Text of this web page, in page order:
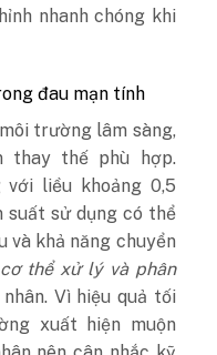
nhanh chóng khi
đau mạn tính
trường lâm sàng,
thay thế phù hợp.
với liều khoảng 0,5
suất sử dụng có thể
và khả năng chuyển
thể xử lý và phân
Vì hiệu quả tối
xuất hiện muộn